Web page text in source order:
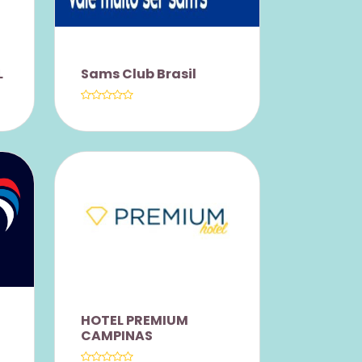
Sams Club Brasil
PROPOSTA DE ADESÃO
CUPOM DE $75,00 PARA
HOTEL PREMIUM
CAMPINAS